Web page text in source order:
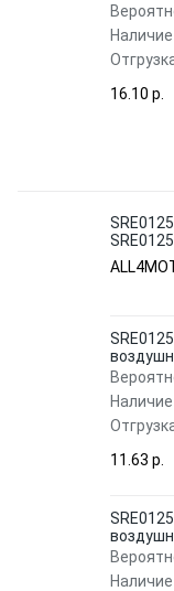
Наличие
16.10 p.
Наличие
11.63 p.
Наличие